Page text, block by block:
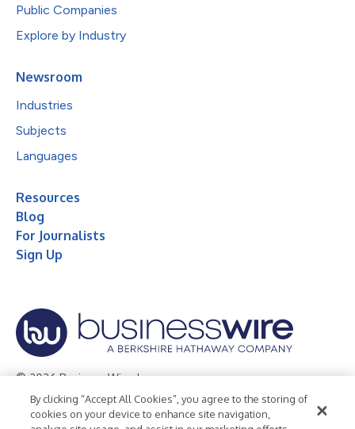
Public Companies
Explore by Industry
Newsroom
Industries
Subjects
Languages
Resources
Blog
For Journalists
Sign Up
© 2026 Business Wire, Inc.
Privacy Policy Cookie Policy
Accessibility Statement
By clicking “Accept All Cookies”, you agree to the storing of
cookies on your device to enhance site navigation,